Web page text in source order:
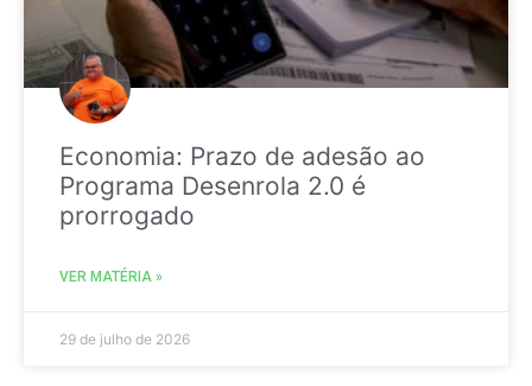
Economia: Prazo de adesão ao
Programa Desenrola 2.0 é
prorrogado
VER MATÉRIA »
29 de julho de 2026